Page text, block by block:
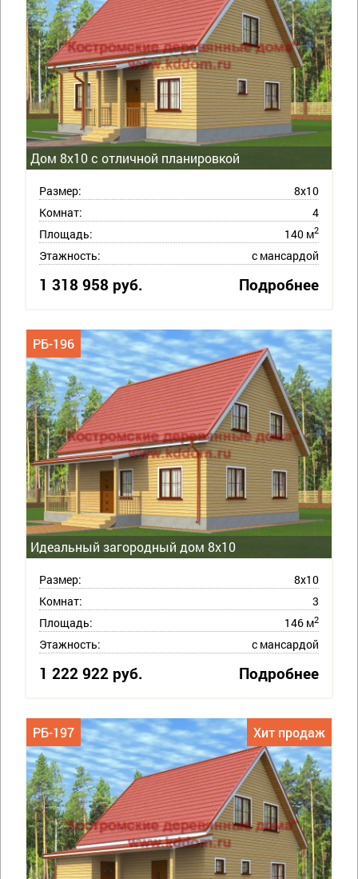
Дом 8х10 с отличной планировкой
Размер:
8х10
Комнат:
4
Площадь:
140 м2
Этажность: с мансардой
1 318 958 руб. Подробнее
Идеальный загородный дом 8х10
РБ-196
Размер:
8х10
Комнат:
3
Площадь:
146 м2
Этажность: с мансардой
1 222 922 руб. Подробнее
РБ-197 Хит продаж